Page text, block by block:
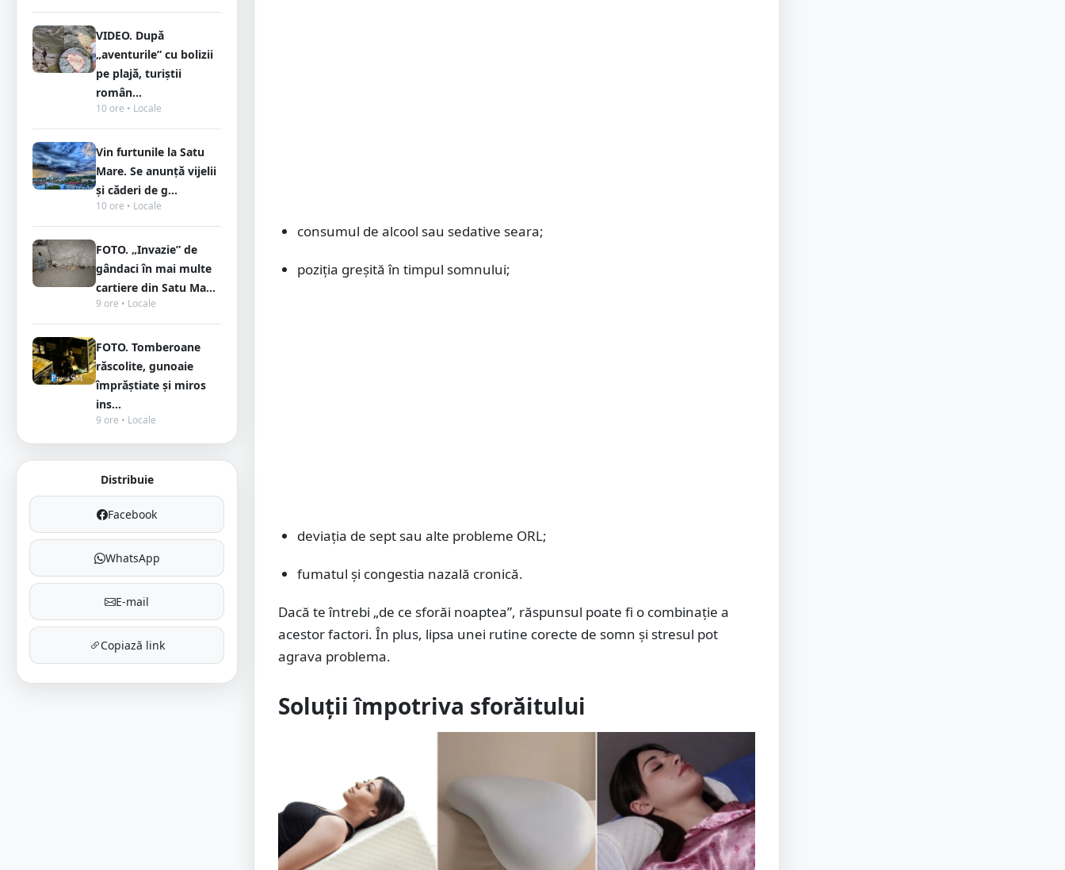
VIDEO. După
„aventurile” cu bolizii
pe plajă, turiștii
român...
10 ore • Locale
Vin furtunile la Satu
Mare. Se anunță vijelii
și căderi de g...
10 ore • Locale
FOTO. „Invazie” de
gândaci în mai multe
cartiere din Satu Ma...
9 ore • Locale
FOTO. Tomberoane
răscolite, gunoaie
împrăștiate și miros
ins...
9 ore • Locale
Distribuie
Facebook
WhatsApp
E-mail
Copiază link
consumul de alcool sau sedative seara;
poziția greșită în timpul somnului;
deviația de sept sau alte probleme ORL;
fumatul și congestia nazală cronică.
Dacă te întrebi „de ce sforăi noaptea”, răspunsul poate fi o combinație a
acestor factori. În plus, lipsa unei rutine corecte de somn și stresul pot
agrava problema.
Soluții împotriva sforăitului